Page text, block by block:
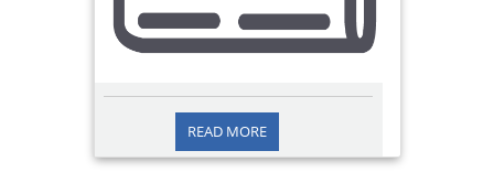
2022/10/16
READ MORE